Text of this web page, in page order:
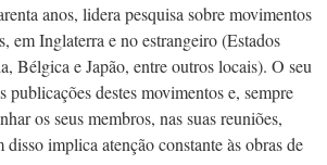
anos, lidera pesquisa sobre movimentos
em Inglaterra e no estrangeiro (Estados
Bélgica e Japão, entre outros locais). O seu
publicações destes movimentos e, sempre
os seus membros, nas suas reuniões,
implica atenção constante às obras de